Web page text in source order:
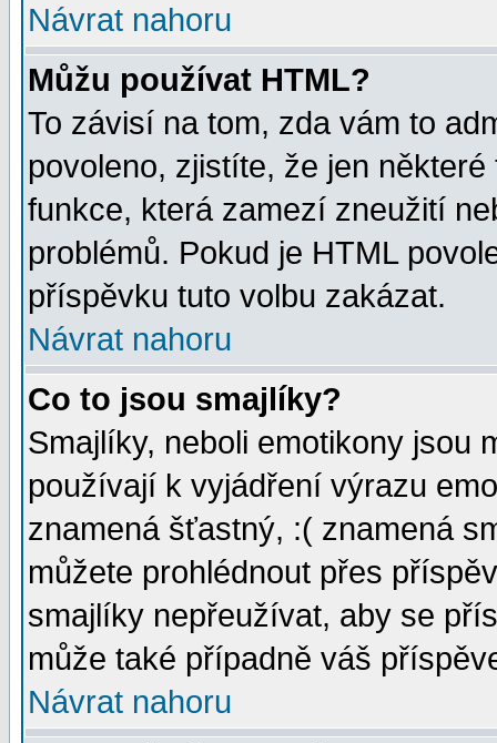
Návrat nahoru
Můžu používat HTML?
To závisí na tom, zda vám to
povoleno, zjistíte, že jen
funkce, která zamezí zneužití
problémů. Pokud je HTML
příspěvku tuto volbu zakázat.
Návrat nahoru
Co to jsou smajlíky?
Smajlíky, neboli emotikony jsou
používají k vyjádření výrazu
znamená šťastný, :( znamená
můžete prohlédnout přes
smajlíky nepřeužívat, aby se
může také případně váš
Návrat nahoru